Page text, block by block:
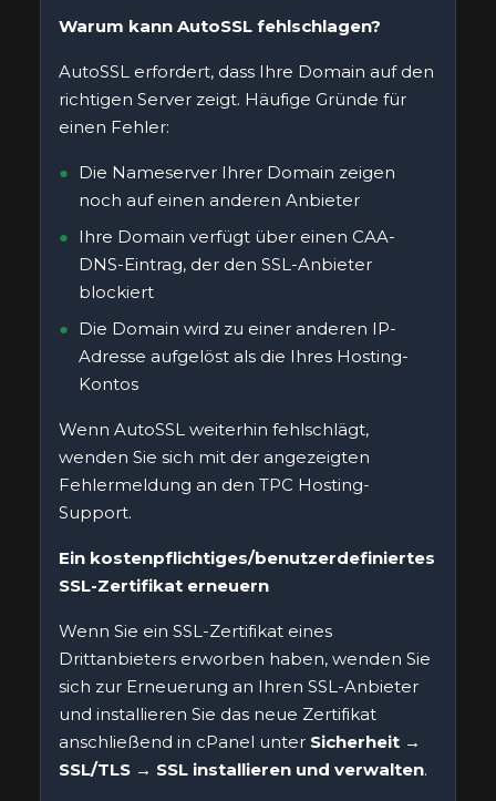
Warum kann AutoSSL fehlschlagen?
AutoSSL erfordert, dass Ihre Domain auf den
richtigen Server zeigt. Häufige Gründe für
einen Fehler:
Die Nameserver Ihrer Domain zeigen
noch auf einen anderen Anbieter
Ihre Domain verfügt über einen CAA-
DNS-Eintrag, der den SSL-Anbieter
blockiert
Die Domain wird zu einer anderen IP-
Adresse aufgelöst als die Ihres Hosting-
Kontos
Wenn AutoSSL weiterhin fehlschlägt,
wenden Sie sich mit der angezeigten
Fehlermeldung an den TPC Hosting-
Support.
Ein kostenpflichtiges/benutzerdefiniertes
SSL-Zertifikat erneuern
Wenn Sie ein SSL-Zertifikat eines
Drittanbieters erworben haben, wenden Sie
sich zur Erneuerung an Ihren SSL-Anbieter
und installieren Sie das neue Zertifikat
anschließend in cPanel unter Sicherheit →
SSL/TLS → SSL installieren und verwalten.